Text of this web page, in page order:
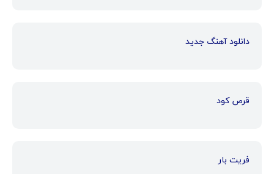
دانلود آهنگ جدید
قرص کود
فریت بار